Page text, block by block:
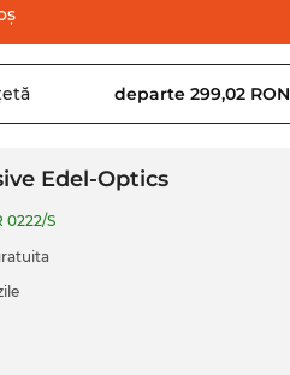
departe 299,02 RON
Edel-Optics
0222/S